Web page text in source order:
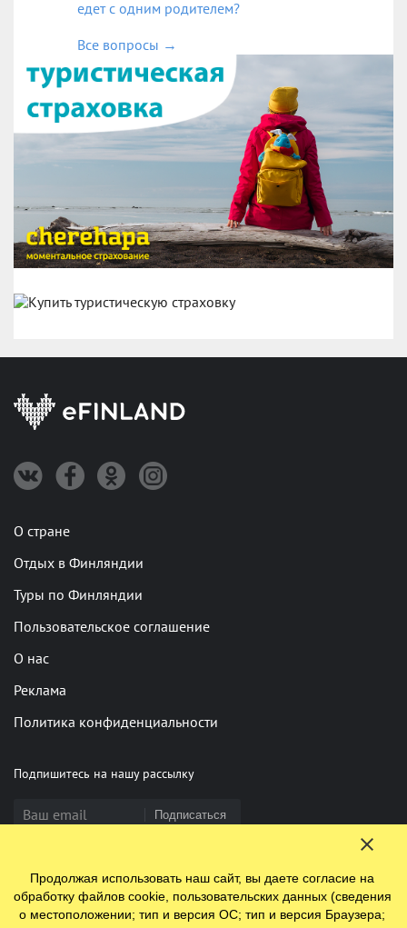
едет с одним родителем?
Все вопросы →
О стране
Отдых в Финляндии
Туры по Финляндии
Пользовательское соглашение
О нас
Реклама
Политика конфиденциальности
Подпишитесь на нашу рассылку
Подписаться
Нашли опечатку? Выделите фрагмент и нажмите Ctrl+Enter
Продолжая использовать наш сайт, вы даете согласие на
обработку файлов cookie, пользовательских данных (сведения
о местоположении; тип и версия ОС; тип и версия Браузера;